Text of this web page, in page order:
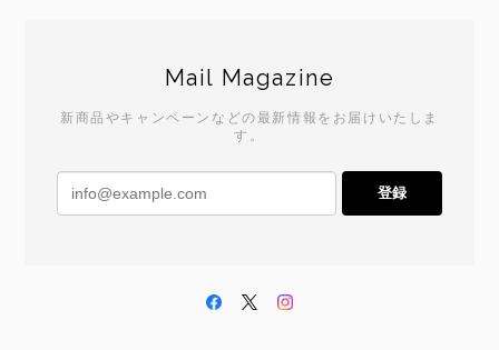
Mail Magazine
新商品やキャンペーンなどの最新情報をお届けいたしま
す。
登録